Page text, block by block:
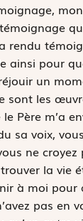
rendu
ainsi pour
un
les
Père m’a
sa voix,
ne croyez
la vie
à moi pour
pas en